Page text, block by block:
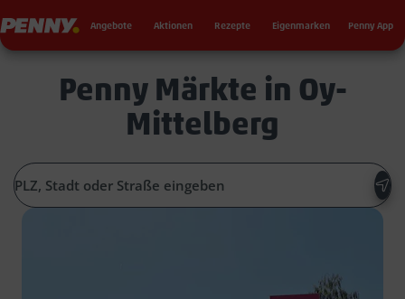
Penny Angebote Aktionen Rezepte Eigenmarken Penny App
Penny Märkte in Oy-
Mittelberg